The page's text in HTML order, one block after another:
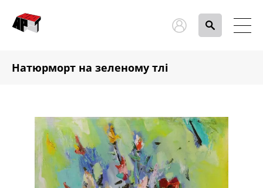
Натюрморт на зеленому тлі